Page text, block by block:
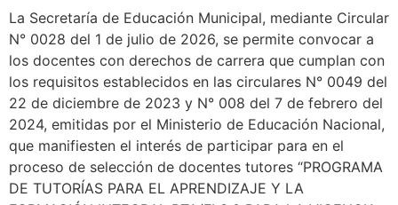
La Secretaría de Educación Municipal, mediante Circular
N° 0028 del 1 de julio de 2026, se permite convocar a
los docentes con derechos de carrera que cumplan con
los requisitos establecidos en las circulares N° 0049 del
22 de diciembre de 2023 y N° 008 del 7 de febrero del
2024, emitidas por el Ministerio de Educación Nacional,
que manifiesten el interés de participar para en el
proceso de selección de docentes tutores “PROGRAMA
DE TUTORÍAS PARA EL APRENDIZAJE Y LA